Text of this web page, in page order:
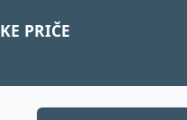
PRIČE